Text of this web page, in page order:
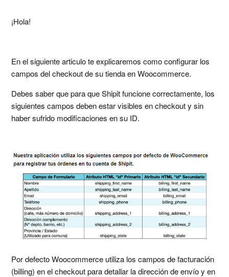
¿Cómo integrar mi tienda de WooCommerce con Shipit?
Woocommerce?
¿Como crear reglas de envio en mi Carrito de compras?
¿Con qué versiones de Wordpress, PHP y Woocommerce
es compatible el plugin de Shipit?
Más información
¡Hola!
En el siguiente articulo te explicaremos como configurar los
campos del checkout de su tienda en Woocommerce.
Debes saber que para que Shipit funcione correctamente, los
siguientes campos deben estar visibles en checkout y sin
haber sufrido modificaciones en su ID.
Por defecto Woocommerce utiliza los campos de facturación
(billing) en el checkout para detallar la dirección de envío y en